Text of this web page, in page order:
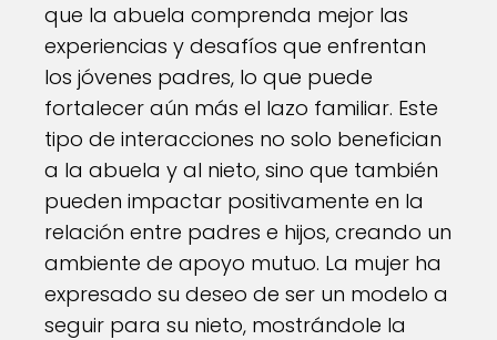
que la abuela comprenda mejor las
experiencias y desafíos que enfrentan
los jóvenes padres, lo que puede
fortalecer aún más el lazo familiar. Este
tipo de interacciones no solo benefician
a la abuela y al nieto, sino que también
pueden impactar positivamente en la
relación entre padres e hijos, creando un
ambiente de apoyo mutuo. La mujer ha
expresado su deseo de ser un modelo a
seguir para su nieto, mostrándole la